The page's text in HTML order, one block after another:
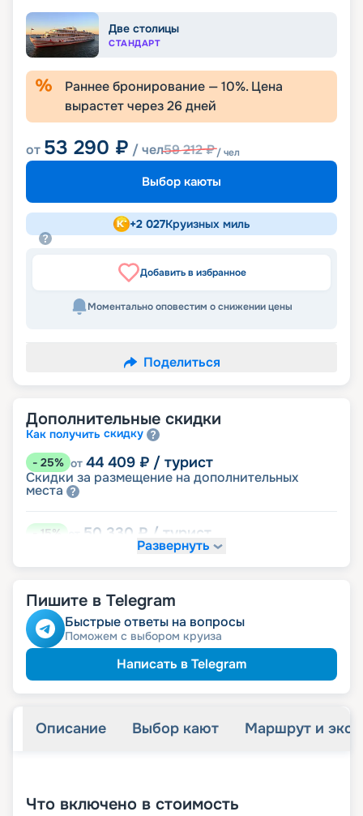
Две столицы
СТАНДАРТ
Раннее бронирование —10%. Цена
вырастет через26дней
от 53 290 ₽ / чел59 212₽/ чел
Выбор каюты
+2 027Круизных миль
Добавить в избранное
Моментально оповестим о снижении цены
Поделиться
Дополнительные скидки
Как получить скидку
- 25% от 44 409 ₽ / турист
Скидки за размещение на дополнительных
места
15% 50 330 ₽ / турист
56 251
Скидкаименинникам
Скидкапенсионерам
Развернуть
Пишите в Telegram
Быстрые ответы на вопросы
Поможем с выбором круиза
Написать в Telegram
Описание Выбор кают Маршрут и
Что включено в стоимость